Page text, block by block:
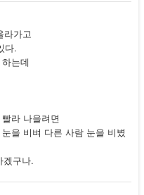
라가고
다.
는데
라 나을려면
을 비벼 다른 사람 눈을 비볐
겠구나.